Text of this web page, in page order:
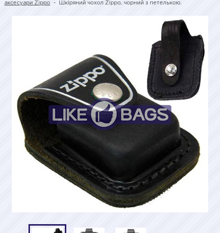
аксесуари Zippo - Шкіряний чохол Zippo, чорний з петелькою.